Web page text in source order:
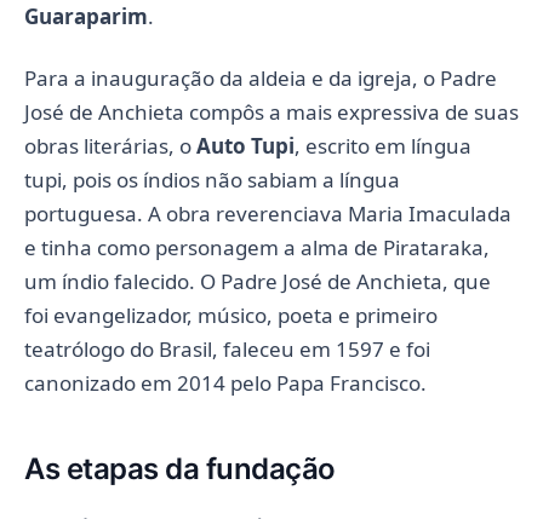
Guaraparim.
Para a inauguração da aldeia e da igreja, o Padre
José de Anchieta compôs a mais expressiva de suas
obras literárias, oAuto Tupi, escrito em língua
tupi, pois os índios não sabiam a língua
portuguesa. A obra reverenciava Maria Imaculada
e tinha como personagem a alma de Pirataraka,
um índio falecido. O Padre José de Anchieta, que
foi evangelizador, músico, poeta e primeiro
teatrólogo do Brasil, faleceu em 1597 e foi
canonizado em 2014 pelo Papa Francisco.
As etapas da fundação